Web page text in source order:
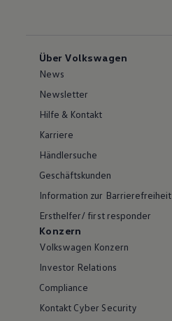
Über Volkswagen
News
Newsletter
Hilfe & Kontakt
Karriere
Händlersuche
Geschäftskunden
Information zur Barrierefreiheit
Ersthelfer/ first responder
Konzern
Volkswagen Konzern
Investor Relations
Compliance
Kontakt Cyber Security